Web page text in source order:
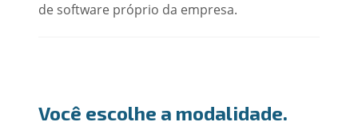
de software próprio da empresa.
Você escolhe a modalidade.